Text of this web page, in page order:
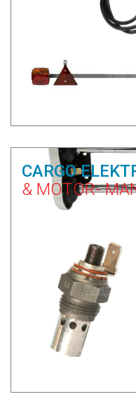
CARGO
& MOTOR-